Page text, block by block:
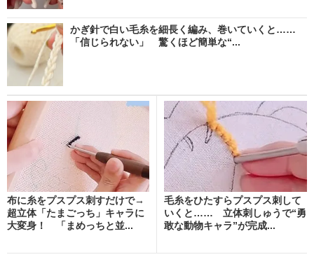
かぎ針で白い毛糸を細長く編み、巻いていくと……
「信じられない」 驚くほど簡単な“...
布に糸をプスプス刺すだけで→
超立体「たまごっち」キャラに
大変身！ 「まめっちと並...
毛糸をひたすらプスプス刺して
いくと…… 立体刺しゅうで“勇
敢な動物キャラ”が完成...